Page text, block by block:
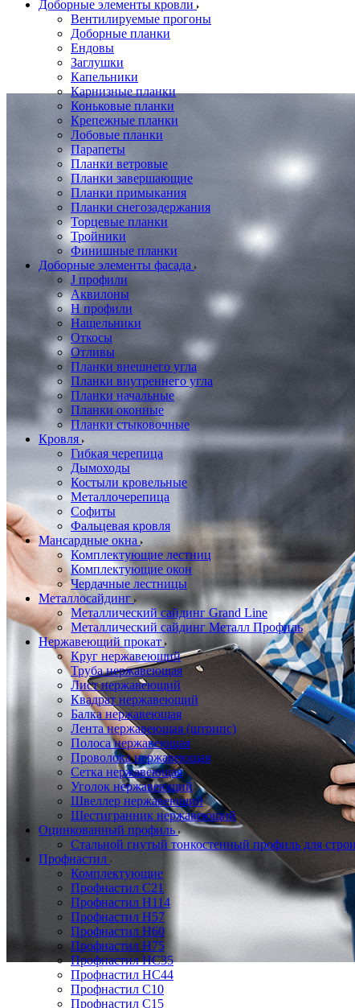
Доборные элементы кровли
Вентилируемые прогоны
Доборные планки
Ендовы
Заглушки
Капельники
Карнизные планки
Коньковые планки
Крепежные планки
Лобовые планки
Парапеты
Планки ветровые
Планки завершающие
Планки примыкания
Планки снегозадержания
Торцевые планки
Тройники
Финишные планки
Доборные элементы фасада
J профили
Аквилоны
Н профили
Нащельники
Откосы
Отливы
Планки внешнего угла
Планки внутреннего угла
Планки начальные
Планки оконные
Планки стыковочные
Кровля
Гибкая черепица
Дымоходы
Костыли кровельные
Металлочерепица
Софиты
Фальцевая кровля
Мансардные окна
Комплектующие лестниц
Комплектующие окон
Чердачные лестницы
Металлосайдинг
Металлический сайдинг Grand Line
Металлический сайдинг Металл Профиль
Нержавеющий прокат
Круг нержавеющий
Труба нержавеющая
Лист нержавеющий
Квадрат нержавеющий
Балка нержавеющая
Лента нержавеющая (штрипс)
Полоса нержавеющая
Проволока нержавеющая
Сетка нержавеющая
Уголок нержавеющий
Швеллер нержавеющий
Шестигранник нержавеющий
Оцинкованный профиль
Стальной гнутый тонкостенный профиль для
Профнастил
Комплектующие
Профнастил C21
Профнастил Н114
Профнастил Н57
Профнастил Н60
Профнастил Н75
Профнастил НС35
Профнастил НС44
Профнастил С10
Профнастил С15